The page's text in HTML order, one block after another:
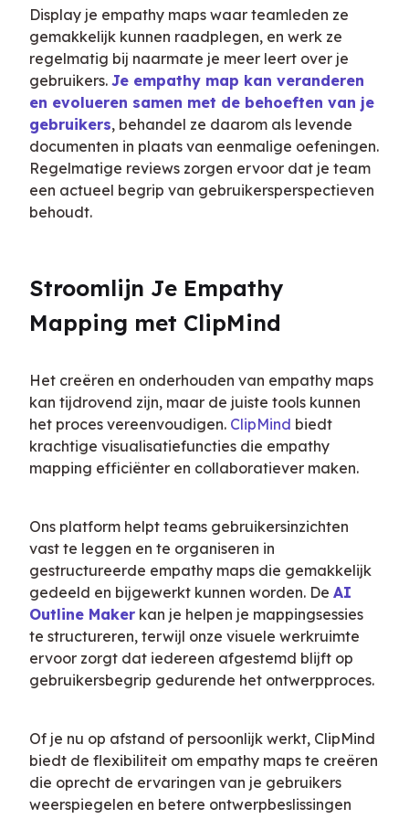
Display je empathy maps waar teamleden ze
gemakkelijk kunnen raadplegen, en werk ze
regelmatig bij naarmate je meer leert over je
gebruikers. Je empathy map kan veranderen
en evolueren samen met de behoeften van je
gebruikers, behandel ze daarom als levende
documenten in plaats van eenmalige oefeningen.
Regelmatige reviews zorgen ervoor dat je team
een actueel begrip van gebruikersperspectieven
behoudt.
Stroomlijn Je Empathy
Mapping met ClipMind
Het creëren en onderhouden van empathy maps
kan tijdrovend zijn, maar de juiste tools kunnen
het proces vereenvoudigen. ClipMind biedt
krachtige visualisatiefuncties die empathy
mapping efficiënter en collaboratiever maken.
Ons platform helpt teams gebruikersinzichten
vast te leggen en te organiseren in
gestructureerde empathy maps die gemakkelijk
gedeeld en bijgewerkt kunnen worden. De AI
Outline Maker kan je helpen je mappingsessies
te structureren, terwijl onze visuele werkruimte
ervoor zorgt dat iedereen afgestemd blijft op
gebruikersbegrip gedurende het ontwerpproces.
Of je nu op afstand of persoonlijk werkt, ClipMind
biedt de flexibiliteit om empathy maps te creëren
die oprecht de ervaringen van je gebruikers
weerspiegelen en betere ontwerpbeslissingen